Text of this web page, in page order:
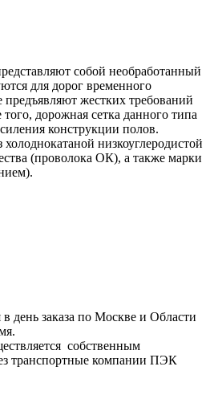
собой необработанный
для дорог временного
предъявляют жестких требований
дорожная сетка данного типа
конструкции полов.
низкоуглеродистой
(проволока ОК), а также марки
в день заказа по Москве и Области
собственным
транспортные компании ПЭК